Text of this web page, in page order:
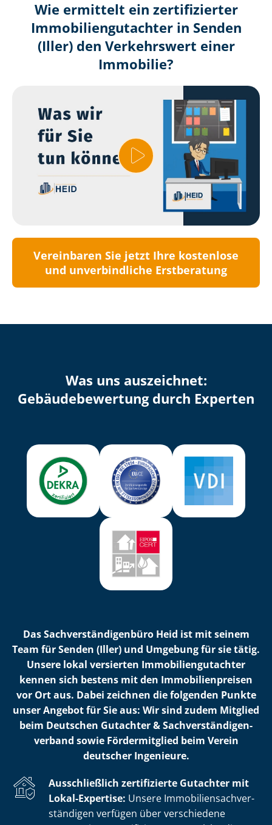
Wie ermittelt ein zertifizierter
Immobilien­gutachter in Senden
(Iller) den Verkehrswert einer
Immobilie?
Vereinbaren Sie jetzt Ihre kostenlose
und unverbindliche Erstberatung
Was uns auszeichnet:
Ge­bäu­de­be­wer­tung durch Experten
Das Sach­ver­stän­di­gen­bü­ro Heid ist mit seinem
Team für Senden (Iller) und Umgebung für sie tätig.
Unsere lokal versierten Im­mo­bi­li­en­gut­ach­ter
kennen sich bestens mit den Im­mo­bi­li­en­prei­sen
vor Ort aus. Dabei zeichnen die folgenden Punkte
unser Angebot für Sie aus: Wir sind zudem Mitglied
beim Deutschen Gutachter & Sach­ver­stän­di­gen­
ver­band sowie Fördermitglied beim Verein
deutscher Ingenieure.
Ausschließlich zertifizierte Gutachter mit
Lokal-Expertise: Unsere Im­mo­bi­li­en­sach­ver­
stän­di­gen verfügen über verschiedene